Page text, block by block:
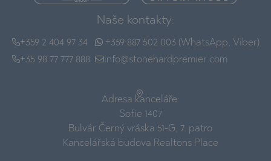
Naše kontakty:
+359 2 404 97 34
+35 98 77 777 888
+359 887 502 003 (WhatsApp, Viber)
info@stonehardpremier.com
Adresa kanceláře:
Sofie 1407
Bulvár Černý vráska 51-G, 7. patro
Kancelářská budova Realtons Place